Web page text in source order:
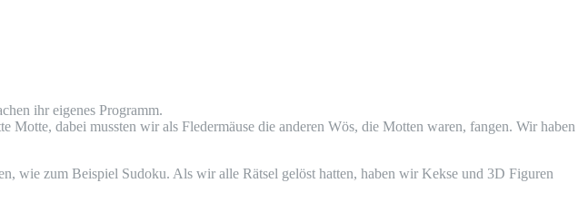
ihr eige­nes Programm.
dabei muss­ten wir als Fle­der­mäu­se die ande­ren Wös, die Mot­ten waren, fan­gen. Wir haben
wie zum Bei­spiel Sudo­ku. Als wir alle Rät­sel gelöst hat­ten, haben wir Kek­se und 3D Figu­ren